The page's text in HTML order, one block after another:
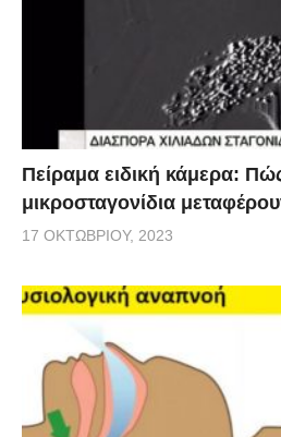
Πείραμα ειδική κάμερα:
μικροσταγονίδια
17 ΟΚΤΩΒΡΊΟΥ, 2023